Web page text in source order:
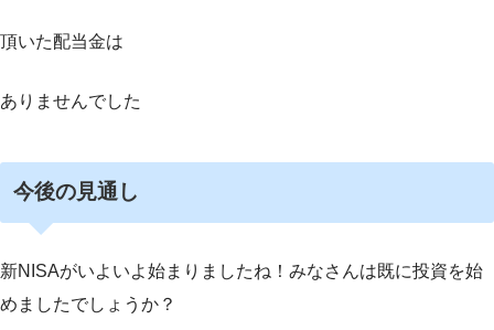
頂いた配当金は
ありませんでした
今後の見通し
新NISAがいよいよ始まりましたね！みなさんは既に投資を始
めましたでしょうか？